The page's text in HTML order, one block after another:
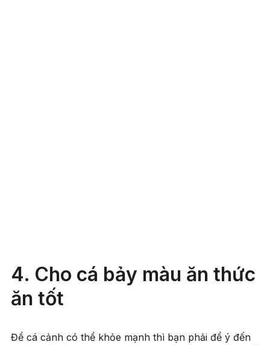
4. Cho cá bảy màu ăn thức
ăn tốt
Để cá cảnh có thể khỏe mạnh thì bạn phải để ý đến